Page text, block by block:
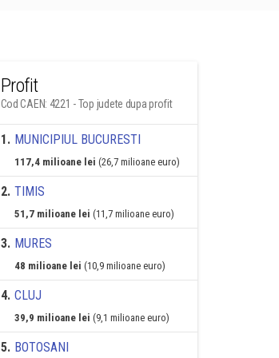
Profit
Cod CAEN: 4221 - Top judete dupa profit
1. MUNICIPIUL BUCURESTI
117,4 milioane lei (26,7 milioane euro)
2. TIMIS
51,7 milioane lei (11,7 milioane euro)
3. MURES
48 milioane lei (10,9 milioane euro)
4. CLUJ
39,9 milioane lei (9,1 milioane euro)
5. BOTOSANI